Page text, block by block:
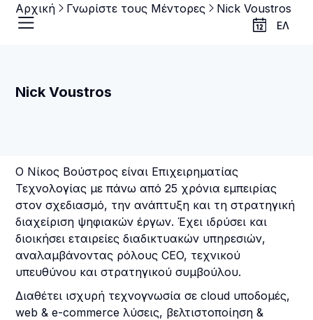
ΕΛ
Αρχική Γνωρίστε τους Μέντορες Nick Voustros
Nick Voustros
Ο Νίκος Βούστρος είναι Επιχειρηματίας
Τεχνολογίας με πάνω από 25 χρόνια εμπειρίας
στον σχεδιασμό, την ανάπτυξη και τη στρατηγική
διαχείριση ψηφιακών έργων. Έχει ιδρύσει και
διοικήσει εταιρείες διαδικτυακών υπηρεσιών,
αναλαμβάνοντας ρόλους CEO, τεχνικού
υπευθύνου και στρατηγικού συμβούλου.
Διαθέτει ισχυρή τεχνογνωσία σε cloud υποδομές,
web & e-commerce λύσεις, βελτιστοποίηση &